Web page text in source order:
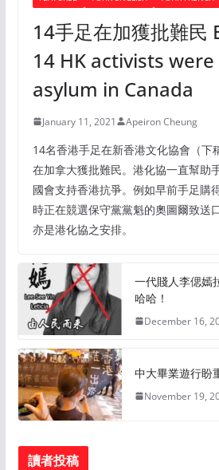
14手足在加獲批難民
14 HK activists
asylum in Canada
January 11, 2021 Apeiron Cheung
14名香港手足在新香港文化協會（下
在加拿大獲批難民。港化協一直幫助
國會支持香港抗爭。例如早前手足購
時正在競選保守黨黨魁的奧圖爾致送
亦是港化協之安排。
一代賤人李偲嫣
哈哈！
December 16,
中大畢業遊行盼
November 19,
讀者投稿